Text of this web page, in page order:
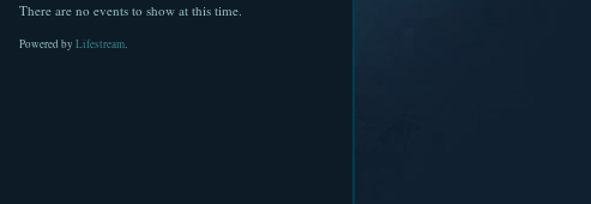
There are no events to show at this time.
Powered by Lifestream.